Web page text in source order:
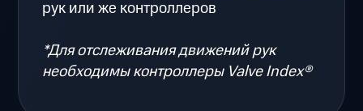
рук или же контроллеров
*Для отслеживания движений рук
необходимы контроллеры Valve Index®